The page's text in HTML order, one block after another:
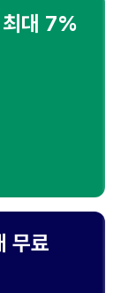
대 7%
무료